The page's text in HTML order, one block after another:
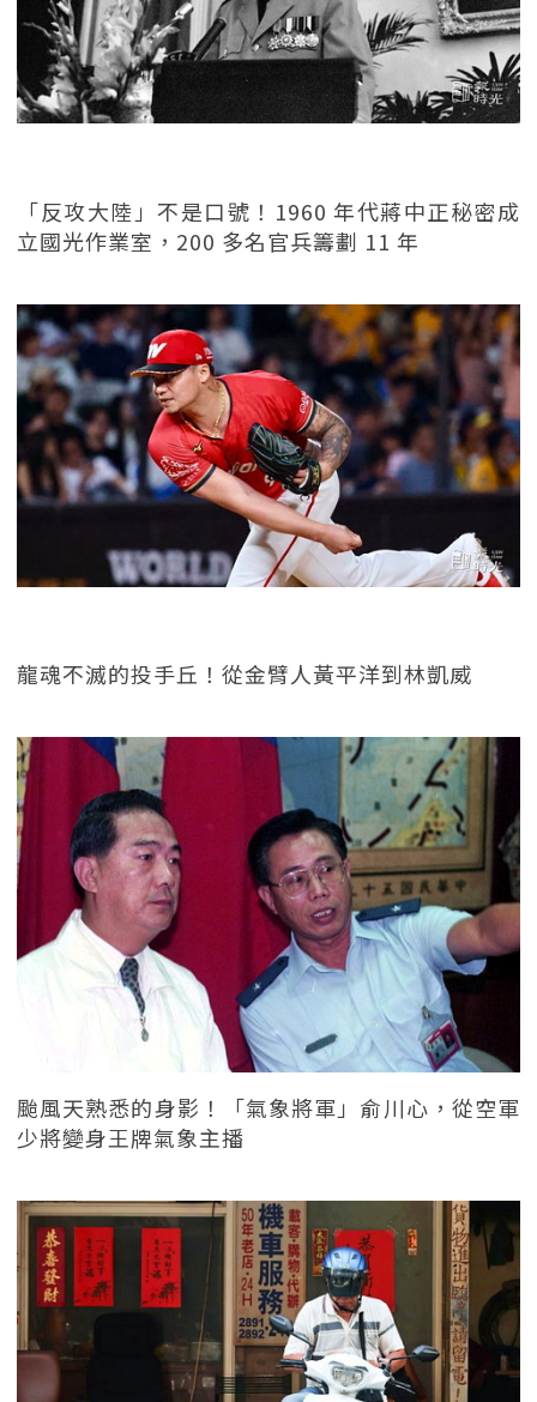
「反攻大陸」不是口號！1960 年代蔣中正秘密成
立國光作業室，200 多名官兵籌劃 11 年
龍魂不滅的投手丘！從金臂人黃平洋到林凱威
颱風天熟悉的身影！「氣象將軍」俞川心，從空軍
少將變身王牌氣象主播